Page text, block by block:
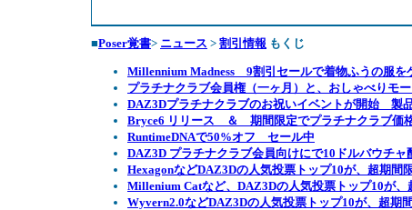
■Poser覚書> ニュース > 割引情報 もくじ
Millennium Madness 9割引セールで着物ふうの服を
プラチナクラブ会員権（一ヶ月）と、おしゃべりモ
DAZ3Dプラチナクラブのお祝いイベントが開始 製
Bryce6 リリース ＆ 期間限定でプラチナクラブ価
RuntimeDNAで50%オフ セール中
DAZ3D プラチナクラブ会員向けにで10ドルバウチ
HexagonなどDAZ3Dの人気投票トップ10が、超期間
Millenium Catなど、DAZ3Dの人気投票トップ10が、
Wyvern2.0などDAZ3Dの人気投票トップ10が、超期